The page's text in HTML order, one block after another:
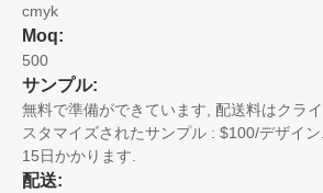
cmyk
Moq:
500
サンプル:
無料で準備ができています, 配送料はクラ
スタマイズされたサンプル : $100/デザイ
15日かかります.
配送: